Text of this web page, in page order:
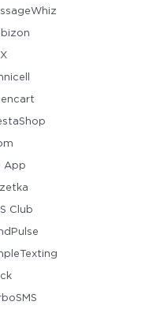
App
Club